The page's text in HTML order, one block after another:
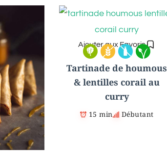
Ajouter aux Favoris
Tartinade de houmous
& lentilles corail au
curry
15 min Débutant